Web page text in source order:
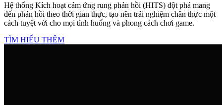
Hệ thống Kích hoạt cảm ứng rung phản hồi (HITS) đột phá mang
đến phản hồi theo thời gian thực, tạo nên trải nghiệm chân thực một
cách tuyệt vời cho mọi tình huống và phong cách chơi game.
TÌM HIỂU THÊM